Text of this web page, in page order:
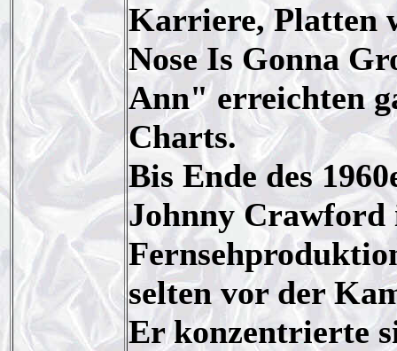
Karriere, Platten
Nose Is Gonna
Ann" erreichten
Charts.
Bis Ende des
Johnny
selten vor der
Er konzentrierte